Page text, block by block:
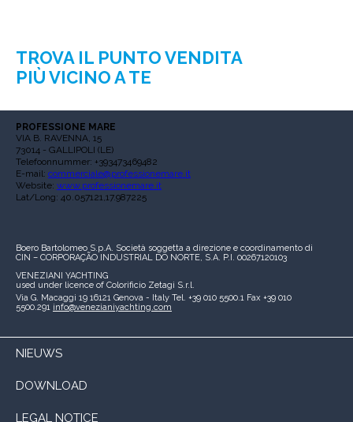
TROVA IL PUNTO VENDITA
PIÙ VICINO A TE
PROFESSIONE MARE
VIA B. RAVENNA, 15
73014 - GALLIPOLI (LE)
Telefoonnummer: +393473469482
E-mail: commerciale@professionemare.it
Website: www.professionemare.it
Lat/Long: 40.057121,17.987225
Boero Bartolomeo S.p.A. Società soggetta a direzione e coordinamento di
CIN – CORPORAÇÃO INDUSTRIAL DO NORTE, S.A. P.I. 00267120103
VENEZIANI YACHTING
used under licence of Colorificio Zetagi S.r.l.
Via G. Macaggi 19 16121 Genova - Italy Tel. +39 010 5500.1 Fax +39 010
5500.291 info@venezianiyachting.com
NIEUWS
DOWNLOAD
LEGAL NOTICE